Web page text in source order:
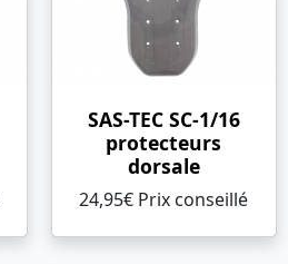
SAS-TEC SC-1/16
protecteurs
dorsale
24,95€ Prix ​​conseillé